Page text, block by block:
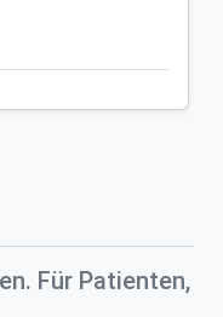
Für Patienten,